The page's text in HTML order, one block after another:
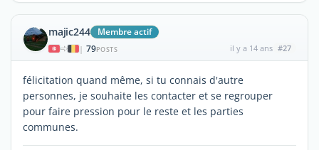
majic244 Membre actif
| 79POSTS il y a 14 ans #27
félicitation quand même, si tu connais d'autre
personnes, je souhaite les contacter et se regrouper
pour faire pression pour le reste et les parties
communes.